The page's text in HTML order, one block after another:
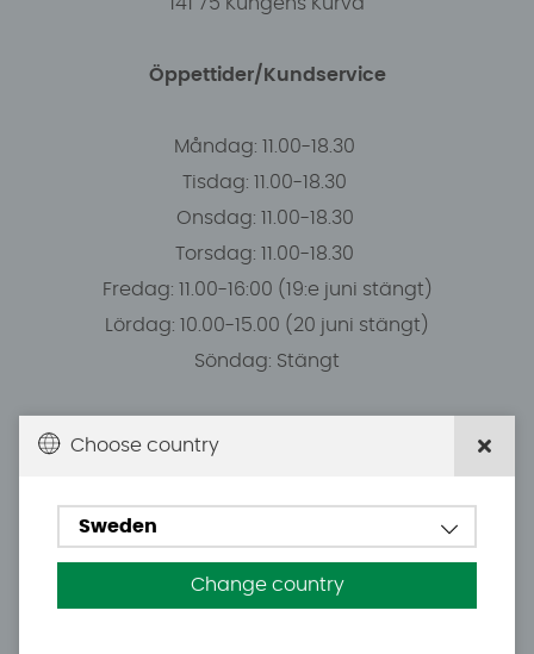
Öppettider/Kundservice
Måndag: 11.00-18.30
Tisdag: 11.00-18.30
Onsdag: 11.00-18.30
Torsdag: 11.00-18.30
Fredag: 11.00-16:00 (19:e juni stängt)
Lördag: 10.00-15.00 (20 juni stängt)
Söndag: Stängt
Du kan hämta ordrar efter överenskommelse från
E-post: info@surfspot.se
Choose country
Sweden
Change country